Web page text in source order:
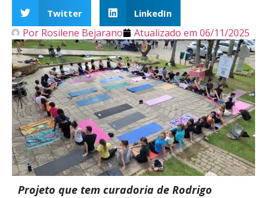
Twitter LinkedIn
Por Rosilene Bejarano Atualizado em 06/11/2025
Projeto que tem curadoria de Rodrigo